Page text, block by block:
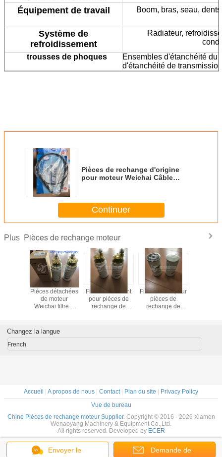
Équipement de travail Boom, bras, seau,
Système de
refroidissement
Radiateur,
trousses de phoques
Ensembles d'étanchéité du
d'étanchéité de
Pièces de rechange d'origine
pour moteur Weichai Câble
Continuer
Plus Pièces de rechange moteur
Chine
Pièces détachées
de moteur
Weichai filtre à
fabriqué en Chine
Filtre à carburant
pour pièces de
rechange de
Filtre à huile pour
pièces de
rechange de
Envoyer le Demande de
Changez la langue
French
Accueil | A propos de nous | Contact| Plan du site | Privacy Policy
Vue de bureau
Chine Pièces de rechange moteur Supplier. Copyright © 2016 - 2026 Xiamen
Wenaoyang Machinery & Equipment Co.,Ltd.
All rights reserved. Developed by ECER